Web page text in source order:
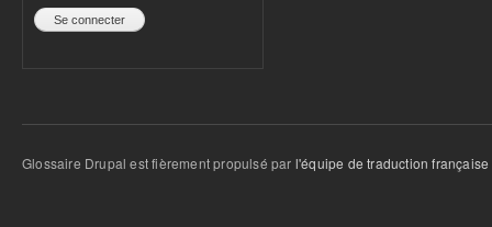
Glossaire Drupal est fièrement propulsé par l'équipe de traduction française